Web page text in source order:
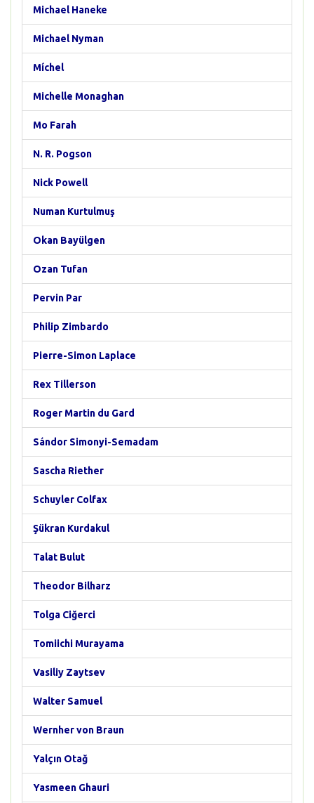
Michael Haneke
Michael Nyman
Míchel
Michelle Monaghan
Mo Farah
N. R. Pogson
Nick Powell
Numan Kurtulmuş
Okan Bayülgen
Ozan Tufan
Pervin Par
Philip Zimbardo
Pierre-Simon Laplace
Rex Tillerson
Roger Martin du Gard
Sándor Simonyi-Semadam
Sascha Riether
Schuyler Colfax
Şükran Kurdakul
Talat Bulut
Theodor Bilharz
Tolga Ciğerci
Tomiichi Murayama
Vasiliy Zaytsev
Walter Samuel
Wernher von Braun
Yalçın Otağ
Yasmeen Ghauri